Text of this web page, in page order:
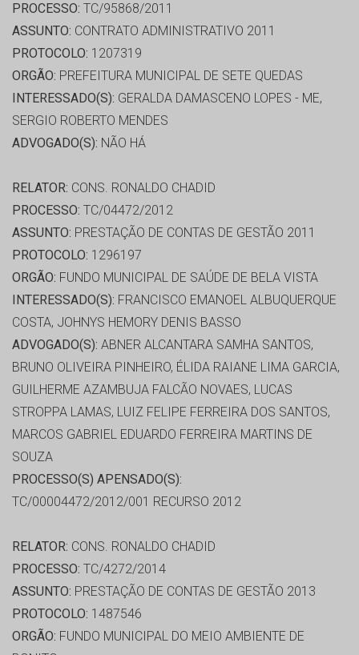
PROCESSO: TC/95868/2011
ASSUNTO: CONTRATO ADMINISTRATIVO 2011
PROTOCOLO: 1207319
ORGÃO: PREFEITURA MUNICIPAL DE SETE QUEDAS
INTERESSADO(S): GERALDA DAMASCENO LOPES - ME,
SERGIO ROBERTO MENDES
ADVOGADO(S): NÃO HÁ
RELATOR: CONS. RONALDO CHADID
PROCESSO: TC/04472/2012
ASSUNTO: PRESTAÇÃO DE CONTAS DE GESTÃO 2011
PROTOCOLO: 1296197
ORGÃO: FUNDO MUNICIPAL DE SAÚDE DE BELA VISTA
INTERESSADO(S): FRANCISCO EMANOEL ALBUQUERQUE
COSTA, JOHNYS HEMORY DENIS BASSO
ADVOGADO(S): ABNER ALCANTARA SAMHA SANTOS,
BRUNO OLIVEIRA PINHEIRO, ÉLIDA RAIANE LIMA GARCIA,
GUILHERME AZAMBUJA FALCÃO NOVAES, LUCAS
STROPPA LAMAS, LUIZ FELIPE FERREIRA DOS SANTOS,
MARCOS GABRIEL EDUARDO FERREIRA MARTINS DE
SOUZA
PROCESSO(S) APENSADO(S):
TC/00004472/2012/001 RECURSO 2012
RELATOR: CONS. RONALDO CHADID
PROCESSO: TC/4272/2014
ASSUNTO: PRESTAÇÃO DE CONTAS DE GESTÃO 2013
PROTOCOLO: 1487546
ORGÃO: FUNDO MUNICIPAL DO MEIO AMBIENTE DE